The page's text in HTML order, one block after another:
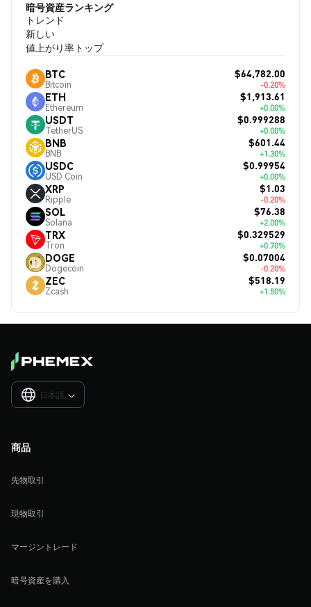
暗号資産ランキング
トレンド
新しい
値上がり率トップ
BTC
Bitcoin
$64,782.00
-0.20%
ETH
Ethereum
$1,913.61
+0.00%
USDT
TetherUS
$0.999288
+0.00%
BNB
BNB
$601.44
+1.30%
USDC
USD Coin
$0.99954
+0.00%
XRP
Ripple
$1.03
-0.20%
SOL
Solana
$76.38
+2.00%
TRX
Tron
$0.329529
+0.70%
DOGE
Dogecoin
$0.07004
-0.20%
ZEC
Zcash
$518.19
+1.50%
日本語 
商品
先物取引
現物取引
マージントレード
暗号資産を購入